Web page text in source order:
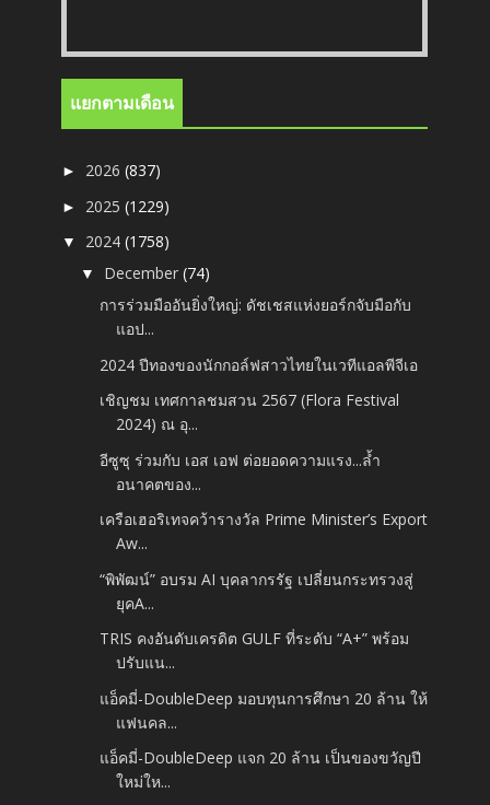
แยกตามเดือน
► 2026(837)
► 2025(1229)
▼ 2024(1758)
▼ December(74)
การร่วมมืออันยิ่งใหญ่: ดัชเชสแห่งยอร์กจับมือกับ
แอป...
2024 ปีทองของนักกอล์ฟสาวไทยในเวทีแอลพีจีเอ
เชิญชม เทศกาลชมสวน 2567 (Flora Festival
2024) ณ อุ...
อีซูซุ ร่วมกับ เอส เอฟ ต่อยอดความแรง...ล้ำ
อนาคตของ...
เครือเฮอริเทจคว้ารางวัล Prime Minister’s Export
Aw...
“พิพัฒน์” อบรม AI บุคลากรรัฐ เปลี่ยนกระทรวงสู่
ยุคA...
TRIS คงอันดับเครดิต GULF ที่ระดับ “A+” พร้อม
ปรับแน...
แอ็คมี่-DoubleDeep มอบทุนการศึกษา 20 ล้าน ให้
แฟนคล...
แอ็คมี่-DoubleDeep แจก 20 ล้าน เป็นของขวัญปี
ใหม่ให...